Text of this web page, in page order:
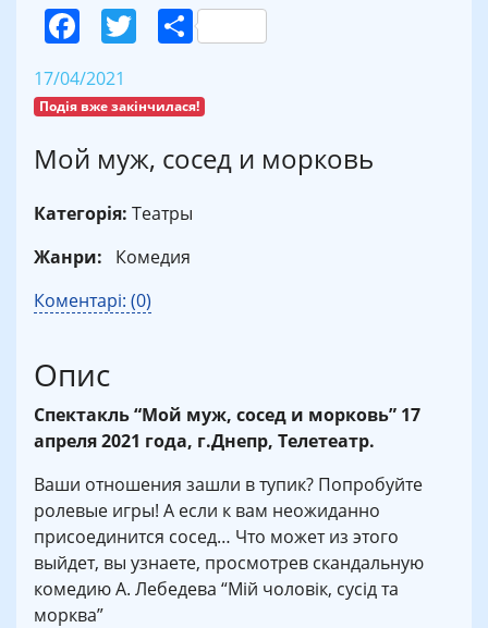
Facebook
Twitter
Поділитися
17/04/2021
Подія вже закінчилася!
Мой муж, сосед и морковь
Категорія: Театры
Жанри:
Комедия
Коментарі: (0)
Опис
Спектакль “Мой муж, сосед и морковь” 17
апреля 2021 года, г.Днепр, Телетеатр.
Ваши отношения зашли в тупик? Попробуйте
ролевые игры! А если к вам неожиданно
присоединится сосед… Что может из этого
выйдет, вы узнаете, просмотрев скандальную
комедию А. Лебедева “Мій чоловік, сусід та
морква”